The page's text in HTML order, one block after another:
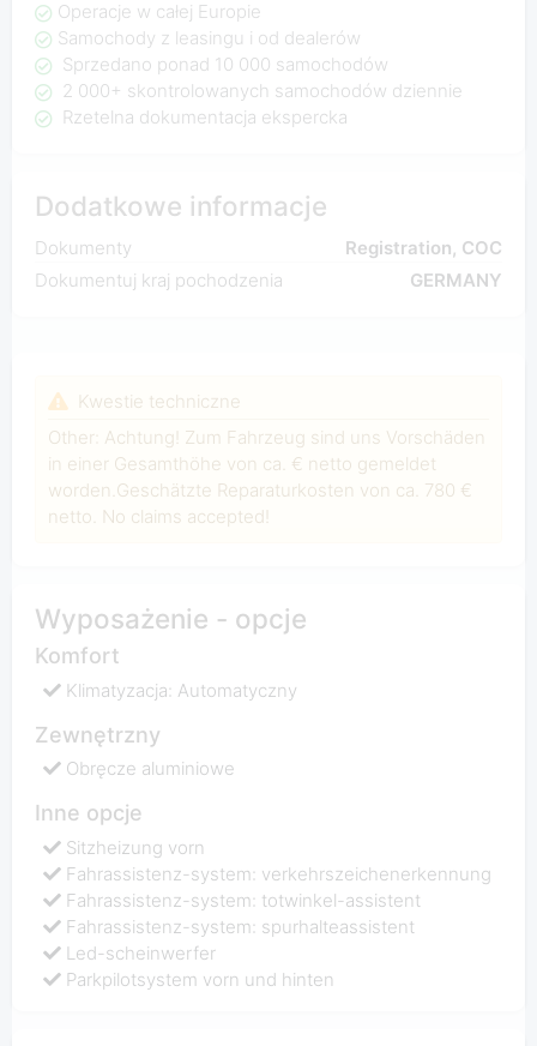
Operacje w całej Europie
Samochody z leasingu i od dealerów
Sprzedano ponad 10 000 samochodów
2 000+ skontrolowanych samochodów dziennie
Rzetelna dokumentacja ekspercka
Dodatkowe informacje
Dokumenty
Registration, COC
Dokumentuj kraj pochodzenia
GERMANY
Kwestie techniczne
Other: Achtung! Zum Fahrzeug sind uns Vorschäden
in einer Gesamthöhe von ca. € netto gemeldet
worden.Geschätzte Reparaturkosten von ca. 780 €
netto. No claims accepted!
Wyposażenie - opcje
Komfort
Klimatyzacja: Automatyczny
Zewnętrzny
Obręcze aluminiowe
Inne opcje
Sitzheizung vorn
Fahrassistenz-system: verkehrszeichenerkennung
Fahrassistenz-system: totwinkel-assistent
Fahrassistenz-system: spurhalteassistent
Led-scheinwerfer
Parkpilotsystem vorn und hinten